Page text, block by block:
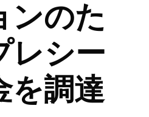
ンのた
レシー
を調達